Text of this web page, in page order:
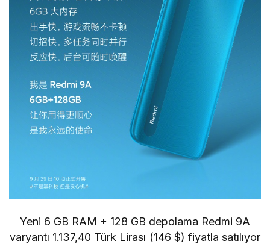
Yeni 6 GB RAM + 128 GB depolama Redmi 9A
varyantı 1.137,40 Türk Lirası (146 $) fiyatla satılıyor